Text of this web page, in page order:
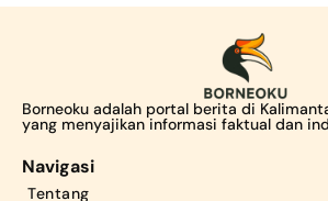
Borneoku adalah portal berita di
yang menyajikan informasi faktual dan
Navigasi
Tentang